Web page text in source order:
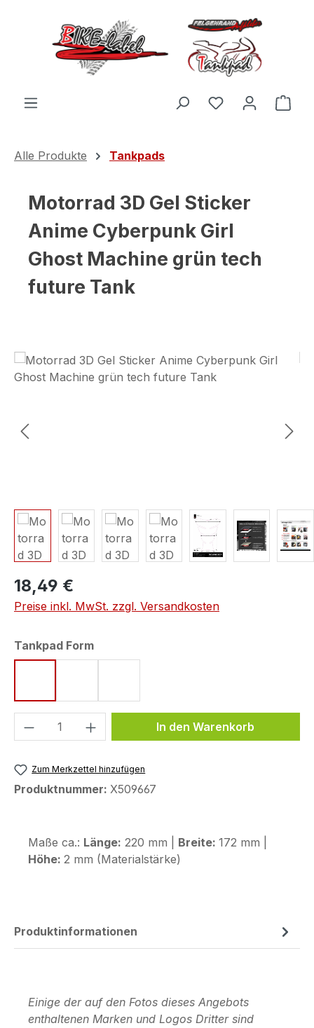
Zum Hauptinhalt springen
Du hast 0
Alle Produkte Tankpads
Motorrad 3D Gel Sticker
Anime Cyberpunk Girl
Ghost Machine grün tech
future Tank
Bildergalerie überspringen
18,49 €
Preise inkl. MwSt. zzgl. Versandkosten
Tankpad Formauswählen
Produkt Anzahl: Gib denIn den Warenkorb
Zum Merkzettel hinzufügen
Produktnummer: X509667
Maße ca.: Länge: 220 mm | Breite: 172 mm |
Höhe: 2 mm (Materialstärke)
Produktinformationen
Einige der auf den Fotos dieses Angebots
enthaltenen Marken und Logos Dritter sind